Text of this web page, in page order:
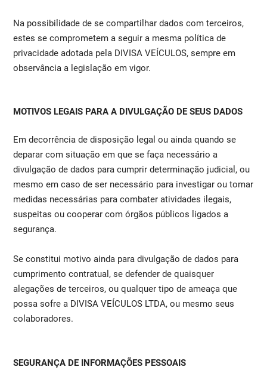
Na possibilidade de se compartilhar dados com terceiros,
estes se comprometem a seguir a mesma política de
privacidade adotada pela DIVISA VEÍCULOS, sempre em
observância a legislação em vigor.
MOTIVOS LEGAIS PARA A DIVULGAÇÃO DE SEUS DADOS
Em decorrência de disposição legal ou ainda quando se
deparar com situação em que se faça necessário a
divulgação de dados para cumprir determinação judicial, ou
mesmo em caso de ser necessário para investigar ou tomar
medidas necessárias para combater atividades ilegais,
suspeitas ou cooperar com órgãos públicos ligados a
segurança.
Se constitui motivo ainda para divulgação de dados para
cumprimento contratual, se defender de quaisquer
alegações de terceiros, ou qualquer tipo de ameaça que
possa sofre a DIVISA VEÍCULOS LTDA, ou mesmo seus
colaboradores.
SEGURANÇA DE INFORMAÇÕES PESSOAIS